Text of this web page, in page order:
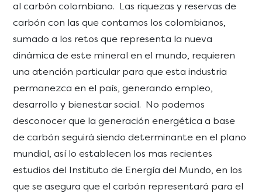
al carbón colombiano. Las riquezas y reservas de
carbón con las que contamos los colombianos,
sumado a los retos que representa la nueva
dinámica de este mineral en el mundo, requieren
una atención particular para que esta industria
permanezca en el país, generando empleo,
desarrollo y bienestar social. No podemos
desconocer que la generación energética a base
de carbón seguirá siendo determinante en el plano
mundial, así lo establecen los mas recientes
estudios del Instituto de Energía del Mundo, en los
que se asegura que el carbón representará para el